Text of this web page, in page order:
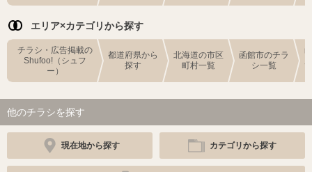
エリア×カテゴリから探す
チラシ・広告掲載の
Shufoo!（シュフ
ー）
都道府県から
探す
北海道の市区
町村一覧
函館市のチラ
シ一覧
他のチラシを探す
現在地から探す カテゴリから探す